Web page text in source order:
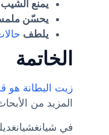
يمنع الشيب
يحسّن
يلطف
الخاتمة
زيت البطانة هو
المزيد من
في